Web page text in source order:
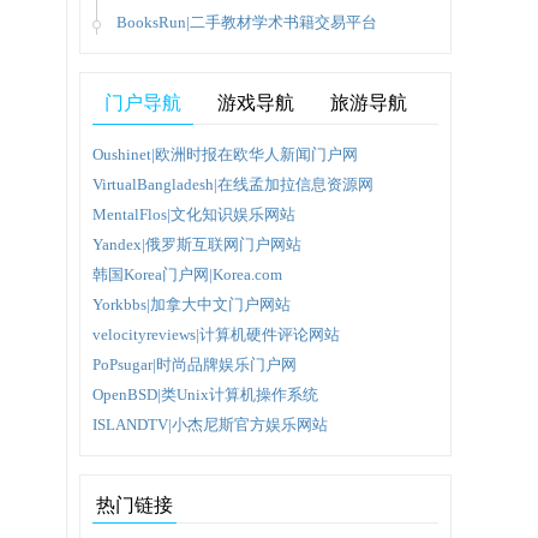
员
BooksRun|二手教材学术书籍交易平台
门户导航 游戏导航 旅游导航
Oushinet|欧洲时报在欧华人新闻门户网
VirtualBangladesh|在线孟加拉信息资源网
MentalFlos|文化知识娱乐网站
Yandex|俄罗斯互联网门户网站
韩国Korea门户网|Korea.com
Yorkbbs|加拿大中文门户网站
velocityreviews|计算机硬件评论网站
PoPsugar|时尚品牌娱乐门户网
OpenBSD|类Unix计算机操作系统
ISLANDTV|小杰尼斯官方娱乐网站
热门链接